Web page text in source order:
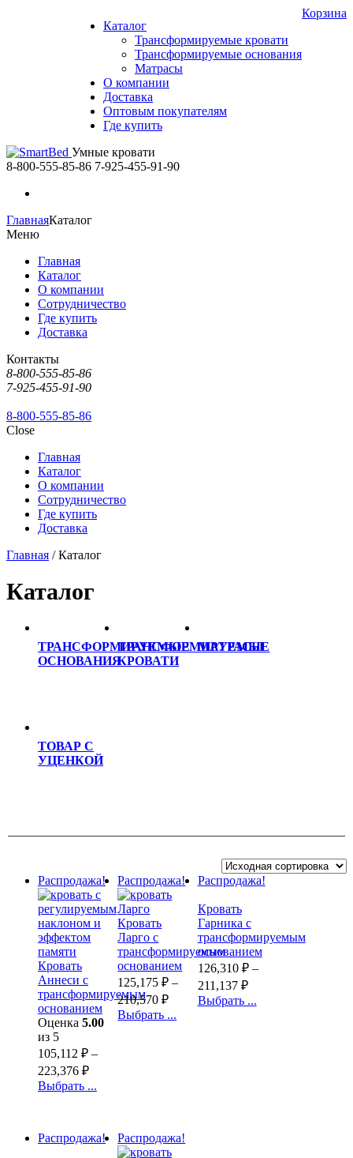
Каталог
Трансформируемые кровати
Трансформируемые основания
Матрасы
О компании
Доставка
Оптовым покупателям
Где купить
Корзина
Умные кровати
8-800-555-85-86 7-925-455-91-90
ГлавнаяКаталог
Меню
Главная
Каталог
О компании
Сотрудничество
Где купить
Доставка
Контакты
8-800-555-85-86
7-925-455-91-90
8-800-555-85-86
Close
Главная
Каталог
О компании
Сотрудничество
Где купить
Доставка
Главная / Каталог
Каталог
ТРАНСФОРМИРУЕМЫЕ
ОСНОВАНИЯ
ТРАНСФОРМИРУЕМЫЕ
КРОВАТИ
МАТРАСЫ
ТОВАР С
УЦЕНКОЙ
Распродажа!
Кровать
Аннеси с
трансформируемым
основанием
Оценка 5.00
из 5
105,112 ₽ –
223,376 ₽
Выбрать ...
Распродажа!
Кровать
Ларго с
трансформируемым
основанием
125,175₽ –
210,570₽
Выбрать ...
Распродажа!
Кровать
Гарника с
трансформируемым
основанием
126,310 ₽–
211,137 ₽
Выбрать ...
Распродажа! Распродажа!